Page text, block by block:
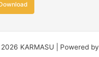
KARMASU | Powered by